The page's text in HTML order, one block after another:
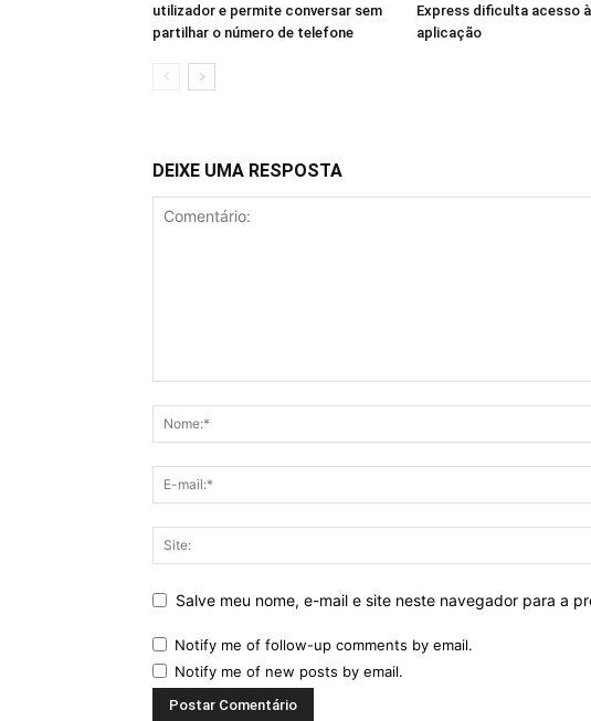
utilizador e permite conversar sem
partilhar o número de telefone
Express dificulta acesso à
aplicação
DEIXE UMA RESPOSTA
Salve meu nome, e-mail e site neste navegador para a
Notify me of follow-up comments by email.
Notify me of new posts by email.